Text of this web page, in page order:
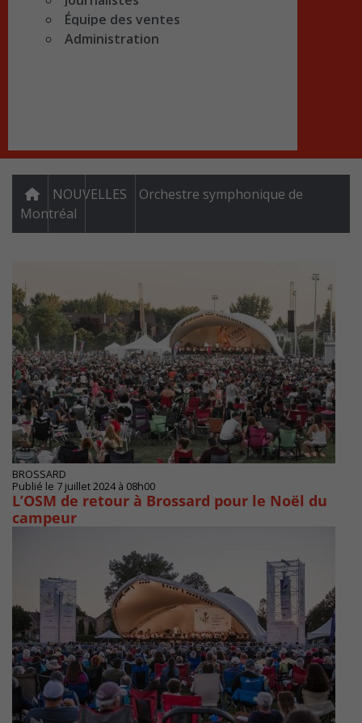
Équipe des ventes
Administration
NOUVELLES
Orchestre symphonique de
Montréal
BROSSARD
Publié le 7 juillet 2024 à 08h00
L’OSM de retour à Brossard pour le Noël du
campeur